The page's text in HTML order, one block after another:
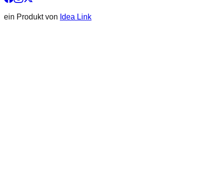
ein Produkt von Idea Link